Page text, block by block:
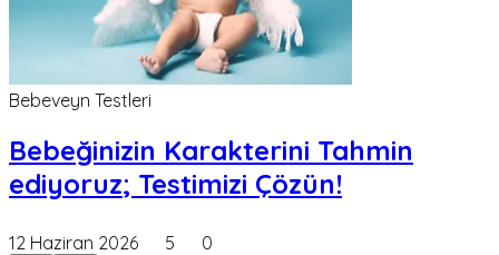
Bebeveyn Testleri
Bebeğinizin Karakterini Tahmin
ediyoruz; Testimizi Çözün!
12 Haziran 2026 5 0